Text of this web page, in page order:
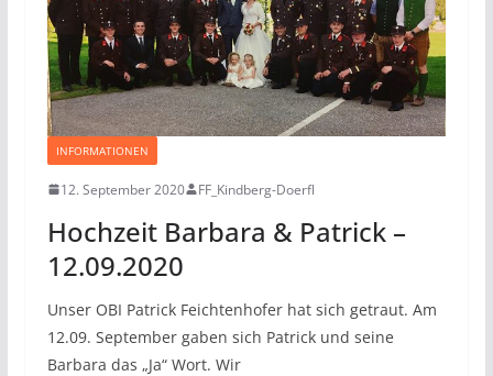
INFORMATIONEN
12. September 2020 FF_Kindberg-Doerfl
Hochzeit Barbara & Patrick –
12.09.2020
Unser OBI Patrick Feichtenhofer hat sich getraut. Am
12.09. September gaben sich Patrick und seine
Barbara das „Ja“ Wort. Wir